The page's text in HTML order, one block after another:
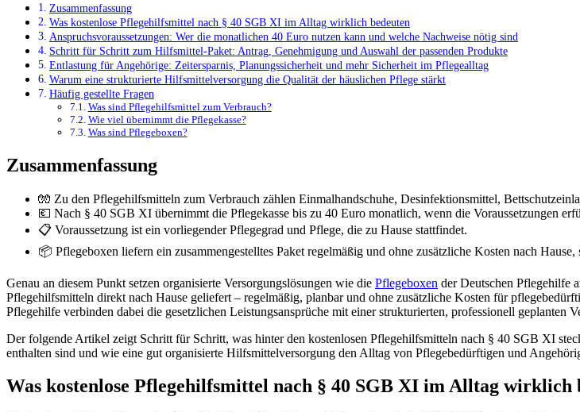
Zusammenfassung
Was kostenlose Pflegehilfsmittel nach § 40 SGB XI im Alltag wirklich bedeuten
Anspruchsvoraussetzungen: Wer die monatlichen 40 Euro nutzen kann und welche Nachweise nötig sind
Schritt für Schritt zum Hilfsmittel-Paket: Antrag, Genehmigung und Auswahl der passenden Produkte
Entlastung für Angehörige: Zeitersparnis, Planungssicherheit und mehr Sicherheit im Pflegealltag
Warum eine strukturierte Hilfsmittelversorgung die Qualität der häuslichen Pflege stärkt
Häufig gestellte Fragen
Was sind Pflegehilfsmittel zum Verbrauch?
Wie viel übernimmt die Pflegekasse?
Was sind Pflegeboxen?
Zusammenfassung
🧤 Zu den Pflegehilfsmitteln zum Verbrauch zählen Einmalhandschuhe, Desinfektionsmittel,
💶 Nach § 40 SGB XI übernimmt die Pflegekasse bis zu 40 Euro monatlich, wenn die Voraussetzungen
📋 Voraussetzung ist ein vorliegender Pflegegrad und Pflege, die zu Hause stattfindet.
📦 Pflegeboxen liefern ein zusammengestelltes Paket regelmäßig und ohne zusätzliche Kosten nach Hause,
Genau an diesem Punkt setzen organisierte Versorgungslösungen wie die Pflegeboxen der Deutschen Pflegehilfe
Pflegehilfsmitteln direkt nach Hause geliefert – regelmäßig, planbar und ohne zusätzliche Kosten für
Pflegehilfe verbinden dabei die gesetzlichen Leistungsansprüche mit einer strukturierten, professionell geplanten
Der folgende Artikel zeigt Schritt für Schritt, was hinter den kostenlosen Pflegehilfsmitteln nach § 40 SGB XI
enthalten sind und wie eine gut organisierte Hilfsmittelversorgung den Alltag von Pflegebedürftigen und
Was kostenlose Pflegehilfsmittel nach § 40 SGB XI im Alltag wirklich